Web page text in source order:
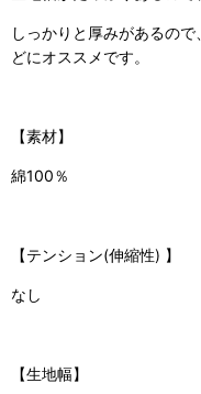
しっかりと厚みがあるの
どにオススメです。
【素材】
綿100％
【テンション(伸縮性) 】
なし
【生地幅】